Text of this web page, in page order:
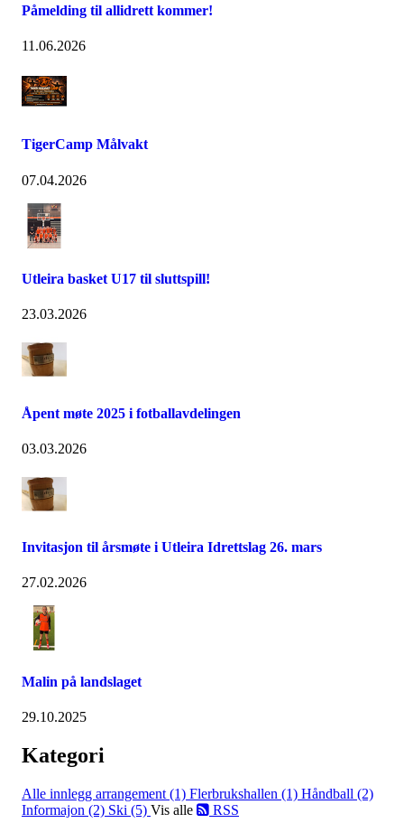
Påmelding til allidrett kommer!
11.06.2026
TigerCamp Målvakt
07.04.2026
Utleira basket U17 til sluttspill!
23.03.2026
Åpent møte 2025 i fotballavdelingen
03.03.2026
Invitasjon til årsmøte i Utleira Idrettslag 26. mars
27.02.2026
Malin på landslaget
29.10.2025
Kategori
Alle innlegg arrangement (1) Flerbrukshallen (1) Håndball (2)
Informajon (2) Ski (5) Vis alle RSS